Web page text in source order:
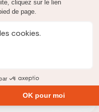
4,931 %
2,034 %
1,017 %